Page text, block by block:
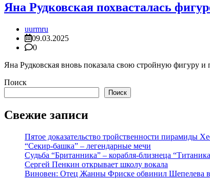
Яна Рудковская похвасталась
uurmru
09.03.2025
0
Яна Рудковская вновь показала свою стройную
Поиск
Поиск
Свежие записи
Пятое доказательство тройственности пирамиды
“Секир-башка” – легендарные мечи
Судьба “Британника” – корабля-близнеца
Сергей Пенкин открывает школу вокала
Виновен: Отец Жанны Фриске обвинил Шепелева